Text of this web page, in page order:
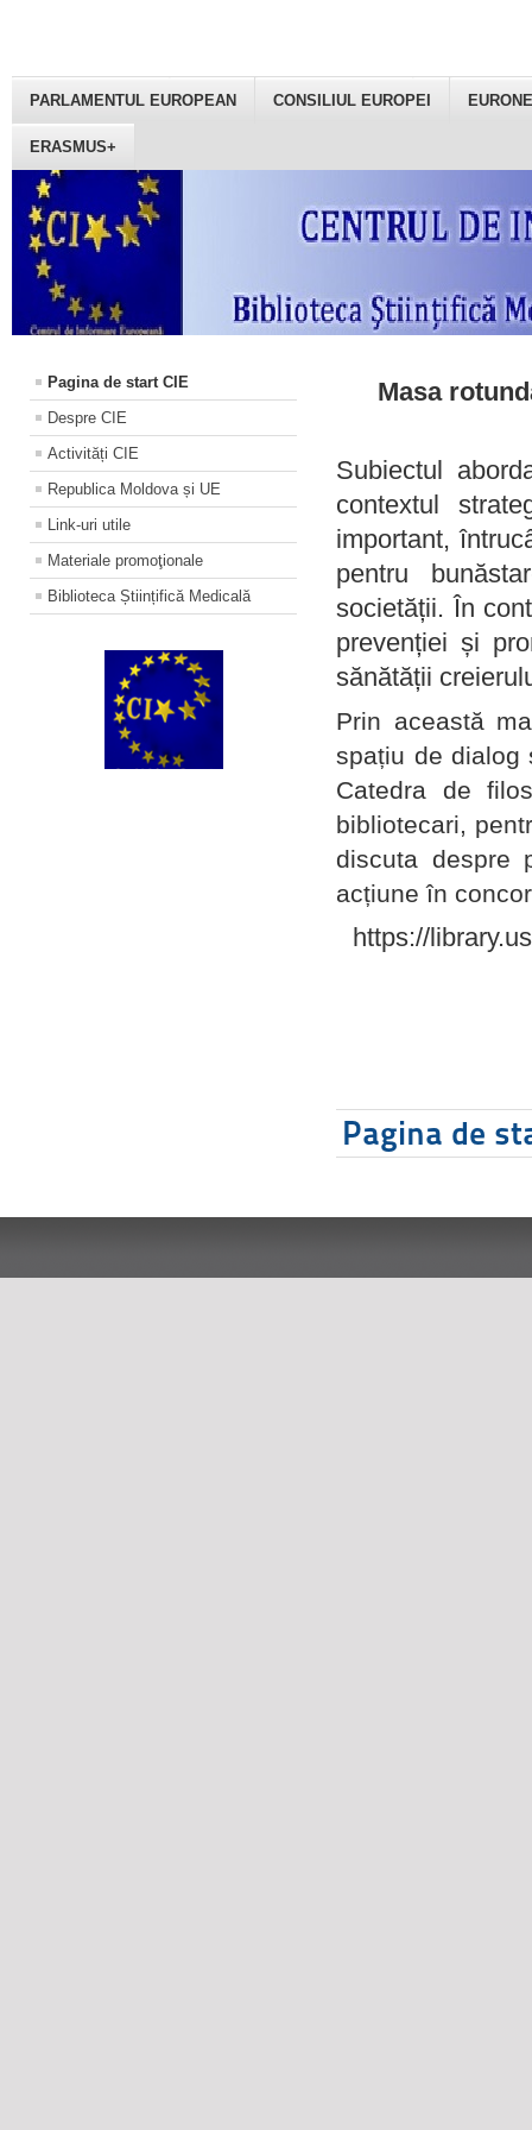
PARLAMENTUL EUROPEAN CONSILIUL EUROPEI
ERASMUS+
Pagina de start CIE
Despre CIE
Activități CIE
Republica Moldova și UE
Link-uri utile
Materiale promoţionale
Biblioteca Științifică Medicală
Masa
Subiectul
contextul
important,
pentru
societății. În
prevenției și
sănătății
Prin această
spațiu de dialog
Catedra de
bibliotecari,
discuta despre
acțiune în
https://
Pagina de